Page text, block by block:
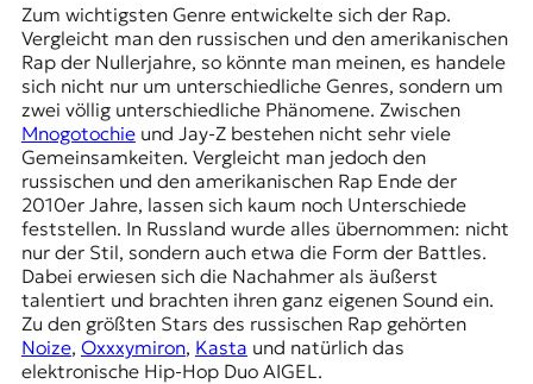
Zum wichtigsten Genre entwickelte sich der Rap.
Vergleicht man den russischen und den amerikanischen
Rap der Nullerjahre, so könnte man meinen, es handele
sich nicht nur um unterschiedliche Genres, sondern um
zwei völlig unterschiedliche Phänomene. Zwischen
Mnogotochieund Jay-Z bestehen nicht sehr viele
Gemeinsamkeiten. Vergleicht man jedoch den
russischen und den amerikanischen Rap Ende der
2010er Jahre, lassen sich kaum noch Unterschiede
feststellen. In Russland wurde alles übernommen: nicht
nur der Stil, sondern auch etwa die Form der Battles.
Dabei erwiesen sich die Nachahmer als äußerst
talentiert und brachten ihren ganz eigenen Sound ein.
Zu den größten Stars des russischen Rap gehörten
Noize, Oxxxymiron, Kasta und natürlich das
elektronische Hip-Hop Duo AIGEL.